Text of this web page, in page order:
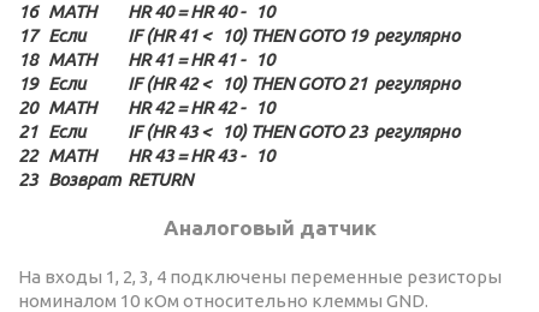
16 MATH
HR 40 = HR 40 - 10
17 Если
IF (HR 41 < 10) THEN GOTO 19 регулярно
18 MATH
HR 41 = HR 41 - 10
19 Если
IF (HR 42 < 10) THEN GOTO 21 регулярно
20 MATH
HR 42 = HR 42 - 10
21 Если
IF (HR 43 < 10) THEN GOTO 23 регулярно
22 MATH
HR 43 = HR 43 - 10
23 Возврат RETURN
Аналоговый датчик
На входы 1, 2, 3, 4 подключены переменные резисторы
номиналом 10 кОм относительно клеммы GND.